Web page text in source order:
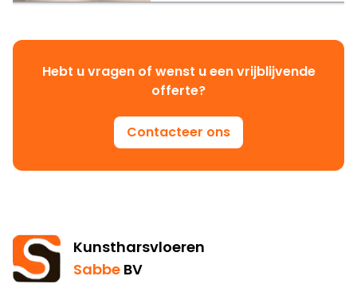
Hebt u vragen of wenst u een vrijblijvende
offerte?
Contacteer ons
Kunstharsvloeren
Sabbe BV